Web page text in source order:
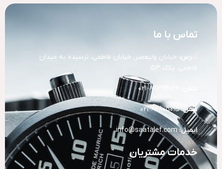
تماس با ما
رس: خیابان ولیعصر، خیابان فاطمی، نرسیده به میدان
فاطمی، پلاک 53
تلفن:82805015-021
ایمیل: info@saatalef.com
خدمات مشتریان